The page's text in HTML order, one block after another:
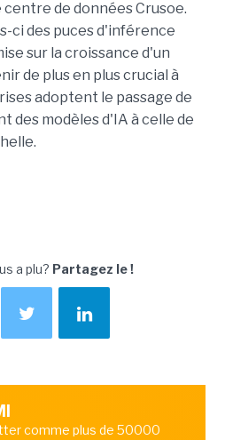
centre de données Crusoe.
ci des puces d'inférence
sur la croissance d'un
de plus en plus crucial à
adoptent le passage de
des modèles d'IA à celle de
a plu? Partagez le !
comme plus de 50000